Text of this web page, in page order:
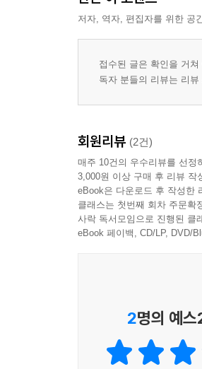
저자, 역자, 편집자를 위한 공
접수된 글은 확인을 거
독자 분들의 리뷰는 리
회원리뷰 (2건)
매주 10건의 우수리뷰를 선정
3,000원 이상 구매 후 리뷰 작
eBook은 다운로드 후 작성한
클래스는 첫번째 회차 주문확
사락 독서모임으로 진행된 클
eBook 페이백, CD/LP, DVD/
2명의 예